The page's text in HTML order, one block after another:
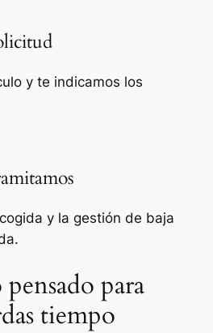
y te indicamos los
y la gestión de baja
para
tiempo